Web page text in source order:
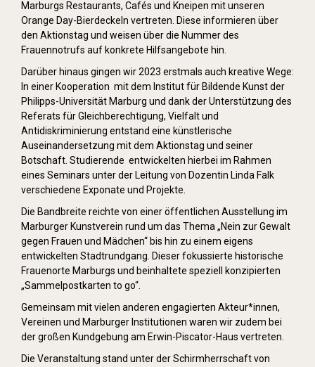
Marburgs Restaurants, Cafés und Kneipen mit unseren
Orange Day-Bierdeckeln vertreten. Diese informieren über
den Aktionstag und weisen über die Nummer des
Frauennotrufs auf konkrete Hilfsangebote hin.
Darüber hinaus gingen wir 2023 erstmals auch kreative Wege:
In einer Kooperation mit dem Institut für Bildende Kunst der
Philipps-Universität Marburg und dank der Unterstützung des
Referats für Gleichberechtigung, Vielfalt und
Antidiskriminierung entstand eine künstlerische
Auseinandersetzung mit dem Aktionstag und seiner
Botschaft. Studierende entwickelten hierbei im Rahmen
eines Seminars unter der Leitung von Dozentin Linda Falk
verschiedene Exponate und Projekte.
Die Bandbreite reichte von einer öffentlichen Ausstellung im
Marburger Kunstverein rund um das Thema „Nein zur Gewalt
gegen Frauen und Mädchen“ bis hin zu einem eigens
entwickelten Stadtrundgang. Dieser fokussierte historische
Frauenorte Marburgs und beinhaltete speziell konzipierten
„Sammelpostkarten to go“.
Gemeinsam mit vielen anderen engagierten Akteur*innen,
Vereinen und Marburger Institutionen waren wir zudem bei
der großen Kundgebung am Erwin-Piscator-Haus vertreten.
Die Veranstaltung stand unter der Schirmherrschaft von